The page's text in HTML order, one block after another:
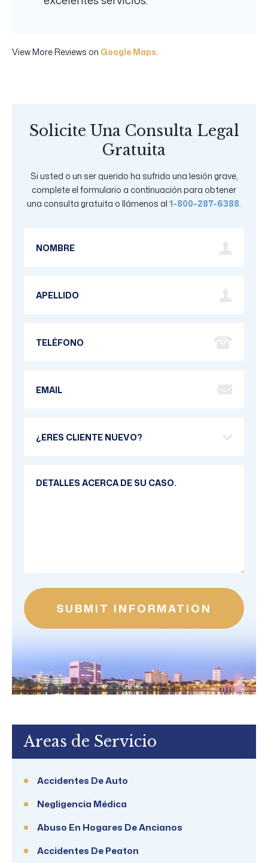
View More Reviews on Google Maps.
Solicite Una Consulta Legal
Gratuita
Si usted o un ser querido ha sufrido una lesión grave,
complete el formulario a continuación para obtener
una consulta gratuita o llámenos al 1-800-287-6388.
Areas de Servicio
Accidentes De Auto
Negligencia Médica
Abuso En Hogares De Ancianos
Accidentes De Peaton